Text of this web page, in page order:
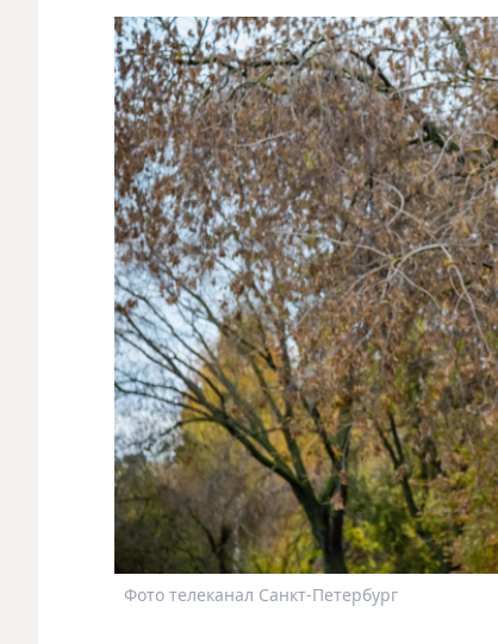
Фото телеканал Санкт-Петербург